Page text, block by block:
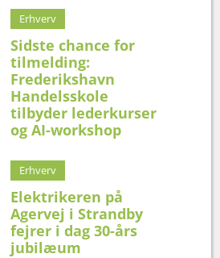
Erhverv
Sidste chance for
tilmelding:
Frederikshavn
Handelsskole
tilbyder lederkurser
og AI-workshop
Erhverv
Elektrikeren på
Agervej i Strandby
fejrer i dag 30-års
jubilæum